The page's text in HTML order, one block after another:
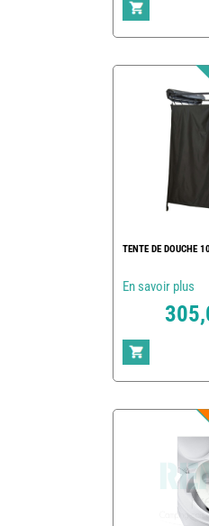
TENTE DE DOUCHE
En savoir plus